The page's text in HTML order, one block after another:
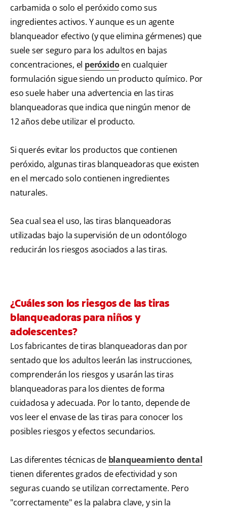
carbamida o solo el peróxido como sus
ingredientes activos. Y aunque es un agente
blanqueador efectivo (y que elimina gérmenes) que
suele ser seguro para los adultos en bajas
concentraciones, el peróxidoen cualquier
formulación sigue siendo un producto químico. Por
eso suele haber una advertencia en las tiras
blanqueadoras que indica que ningún menor de
12 años debe utilizar el producto.
Si querés evitar los productos que contienen
peróxido, algunas tiras blanqueadoras que existen
en el mercado solo contienen ingredientes
naturales.
Sea cual sea el uso, las tiras blanqueadoras
utilizadas bajo la supervisión de un odontólogo
reducirán los riesgos asociados a las tiras.
¿Cuáles son los riesgos de las tiras
blanqueadoras para niños y
adolescentes?
Los fabricantes de tiras blanqueadoras dan por
sentado que los adultos leerán las instrucciones,
comprenderán los riesgos y usarán las tiras
blanqueadoras para los dientes de forma
cuidadosa y adecuada. Por lo tanto, depende de
vos leer el envase de las tiras para conocer los
posibles riesgos y efectos secundarios.
Las diferentes técnicas de blanqueamiento dental
tienen diferentes grados de efectividad y son
seguras cuando se utilizan correctamente. Pero
"correctamente" es la palabra clave, y sin la